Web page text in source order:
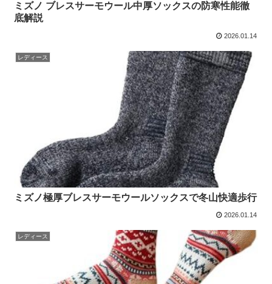
ミズノ ブレスサーモウール中厚ソックスの防寒性能徹
底解説
2026.01.14
レディース
ミズノ極厚ブレスサーモウールソックスで冬山快適歩行
2026.01.14
レディース